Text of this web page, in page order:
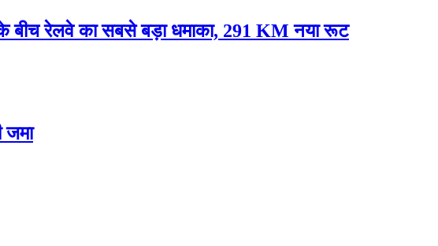
बीच रेलवे का सबसे बड़ा धमाका, 291 KM नया रूट
जमा